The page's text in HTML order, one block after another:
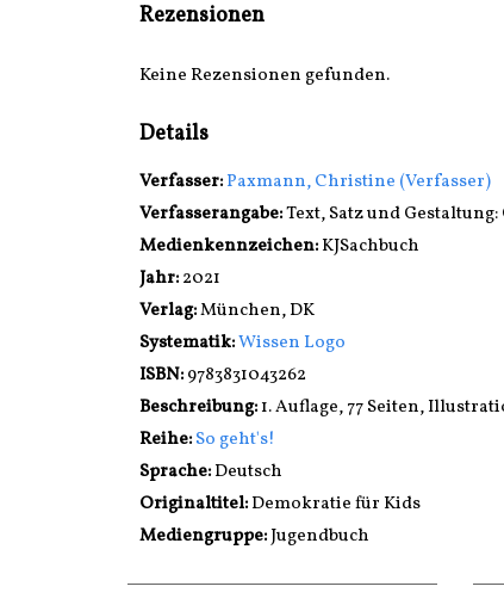
Rezensionen
Keine Rezensionen gefunden.
Details
Verfasser:Suche nach diesem Verfasser
Paxmann, Christine (Verfasser)
Verfasserangabe:Text, Satz und
Medienkennzeichen:KJSachbuch
Jahr:2021
Verlag:München, DK
opens in new tab
Diesen Link in neuem Tab öffnen
Systematik:Suche nach dieser Systematik
Wissen Logo
Suche nach diesem Interessenskreis
ISBN:9783831043262
Beschreibung:1. Auflage, 77 Seiten,
Reihe:So geht's!
Suche nach dieser Beteiligten Person
Sprache:Deutsch
Originaltitel:Demokratie für Kids
Mediengruppe:Jugendbuch